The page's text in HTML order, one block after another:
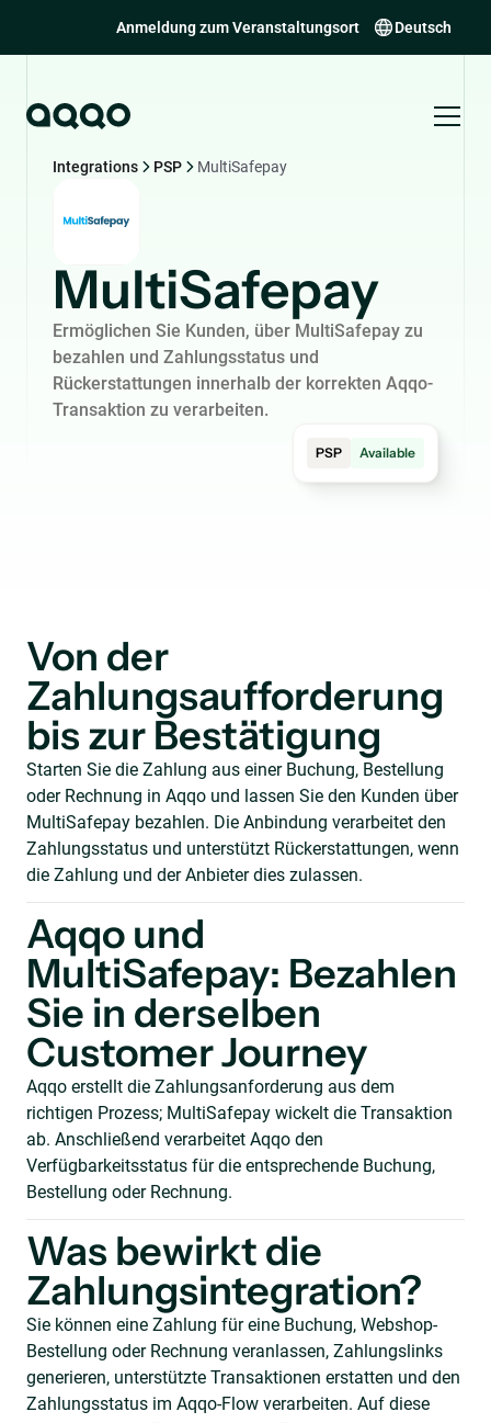
Anmeldung zum Veranstaltungsort Deutsch
Integrations PSP MultiSafepay
MultiSafepay
Ermöglichen Sie Kunden, über MultiSafepay zu
bezahlen und Zahlungsstatus und
Rückerstattungen innerhalb der korrekten Aqqo-
Transaktion zu verarbeiten.
PSP Available
Von der
Zahlungsaufforderung
bis zur Bestätigung
Starten Sie die Zahlung aus einer Buchung, Bestellung
oder Rechnung in Aqqo und lassen Sie den Kunden über
MultiSafepay bezahlen. Die Anbindung verarbeitet den
Zahlungsstatus und unterstützt Rückerstattungen, wenn
die Zahlung und der Anbieter dies zulassen.
Aqqo und
MultiSafepay: Bezahlen
Sie in derselben
Customer Journey
Aqqo erstellt die Zahlungsanforderung aus dem
richtigen Prozess; MultiSafepay wickelt die Transaktion
ab. Anschließend verarbeitet Aqqo den
Verfügbarkeitsstatus für die entsprechende Buchung,
Bestellung oder Rechnung.
Was bewirkt die
Zahlungsintegration?
Sie können eine Zahlung für eine Buchung, Webshop-
Bestellung oder Rechnung veranlassen, Zahlungslinks
generieren, unterstützte Transaktionen erstatten und den
Zahlungsstatus im Aqqo-Flow verarbeiten. Auf diese